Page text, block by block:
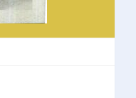
de la fuerza]
Público]